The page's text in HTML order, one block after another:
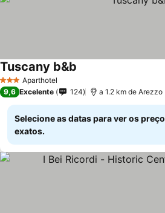
3 EstrelasAparthotel
Tuscany b&b
9,6 Excelente 124 a 1.2 km de Arezzo
Selecione as datas para ver os
exatos.